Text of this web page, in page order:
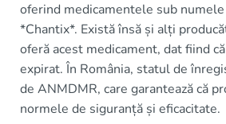
oferind medicamentele sub
*Chantix*. Există însă și alți
oferă acest medicament, dat fiind
expirat. În România, statul de
de ANMDMR, care garantează că
normele de siguranță și eficacitate.